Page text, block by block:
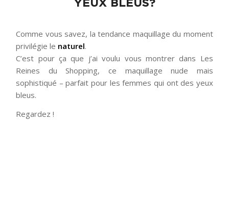
YEUX BLEUS?
Comme vous savez, la tendance maquillage du moment
privilégie le naturel.
C’est pour ça que j’ai voulu vous montrer dans Les
Reines du Shopping, ce maquillage nude mais
sophistiqué – parfait pour les femmes qui ont des yeux
bleus.
Regardez !